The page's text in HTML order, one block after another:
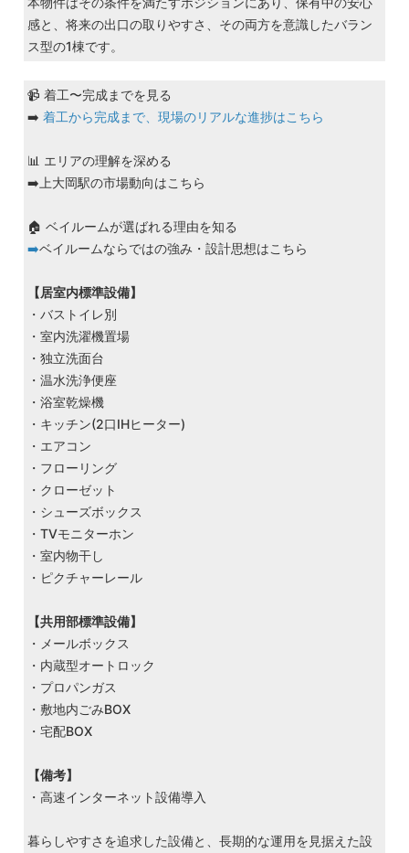
感と、将来の出口の取りやすさ、その両方を意識したバラン
ス型の1棟です。
📹 着工〜完成までを見る
➡️ 着工から完成まで、現場のリアルな進捗はこちら
📊 エリアの理解を深める
➡️ 上大岡駅の市場動向はこちら
🏠 ベイルームが選ばれる理由を知る
➡️ベイルームならではの強み・設計思想はこちら
【居室内標準設備】
・バストイレ別
・室内洗濯機置場
・独立洗面台
・温水洗浄便座
・浴室乾燥機
・キッチン(2口IHヒーター)
・エアコン
・フローリング
・クローゼット
・シューズボックス
・TVモニターホン
・室内物干し
・ピクチャーレール
【共用部標準設備】
・メールボックス
・内蔵型オートロック
・プロパンガス
・敷地内ごみBOX
・宅配BOX
【備考】
・高速インターネット設備導入
暮らしやすさを追求した設備と、長期的な運用を見据えた設